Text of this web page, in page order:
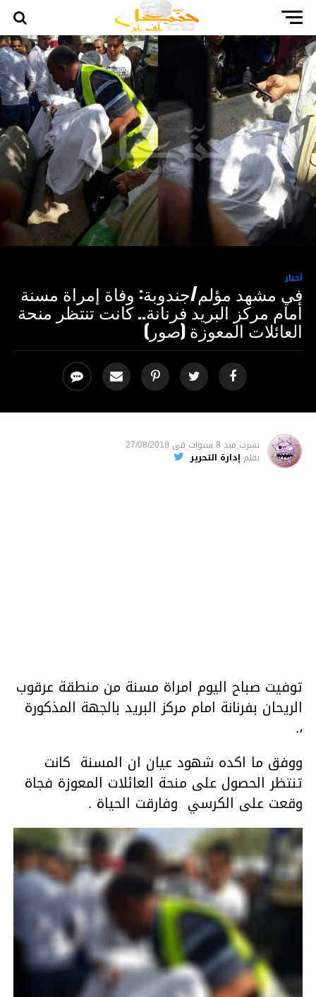
أخبار
في مشهد مؤلم/جندوبة: وفاة إمراة مسنة
أمام مركز البريد فرنانة.. كانت تنتظر منحة
العائلات المعوزة (صور)
نشرت منذ 8 سنوات فى 27/08/2018
بقلم إدارة التحرير
توفيت صباح اليوم امراة مسنة من منطقة عرقوب
الريحان بفرنانة امام مركز البريد بالجهة المذكورة
،.
ووفق ما اكده شهود عيان ان المسنة كانت
تنتظر الحصول على منحة العائلات المعوزة فجاة
وقعت على الكرسي وفارقت الحياة .